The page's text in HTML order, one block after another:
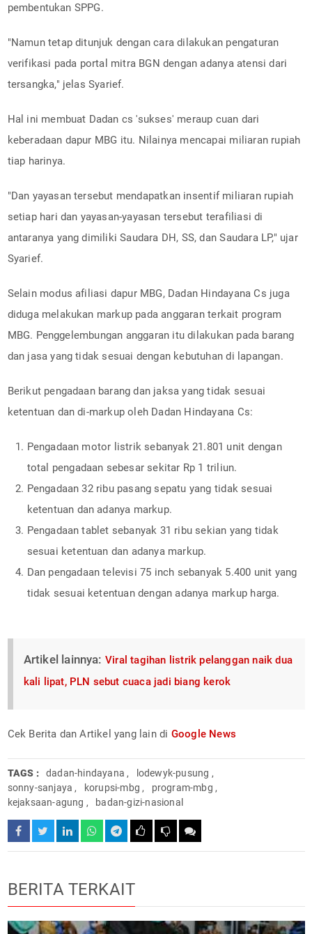
pembentukan SPPG.
"Namun tetap ditunjuk dengan cara dilakukan pengaturan
verifikasi pada portal mitra BGN dengan adanya atensi dari
tersangka," jelas Syarief.
Hal ini membuat Dadan cs 'sukses' meraup cuan dari
keberadaan dapur MBG itu. Nilainya mencapai miliaran rupiah
tiap harinya.
"Dan yayasan tersebut mendapatkan insentif miliaran rupiah
setiap hari dan yayasan-yayasan tersebut terafiliasi di
antaranya yang dimiliki Saudara DH, SS, dan Saudara LP," ujar
Syarief.
Selain modus afiliasi dapur MBG, Dadan Hindayana Cs juga
diduga melakukan markup pada anggaran terkait program
MBG. Penggelembungan anggaran itu dilakukan pada barang
dan jasa yang tidak sesuai dengan kebutuhan di lapangan.
Berikut pengadaan barang dan jaksa yang tidak sesuai
ketentuan dan di-markup oleh Dadan Hindayana Cs:
Pengadaan motor listrik sebanyak 21.801 unit dengan
total pengadaan sebesar sekitar Rp 1 triliun.
Pengadaan 32 ribu pasang sepatu yang tidak sesuai
ketentuan dan adanya markup.
Pengadaan tablet sebanyak 31 ribu sekian yang tidak
sesuai ketentuan dan adanya markup.
Dan pengadaan televisi 75 inch sebanyak 5.400 unit yang
tidak sesuai ketentuan dengan adanya markup harga.
Artikel lainnya: Viral tagihan listrik pelanggan naik dua
kali lipat, PLN sebut cuaca jadi biang kerok
Cek Berita dan Artikel yang lain di Google News
TAGS : dadan-hindayana , lodewyk-pusung ,
sonny-sanjaya , korupsi-mbg , program-mbg ,
kejaksaan-agung , badan-gizi-nasional
BERITA TERKAIT